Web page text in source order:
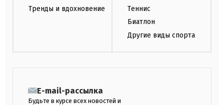
Тренды и вдохновение
Теннис
Биатлон
Другие виды спорта
E-mail-рассылка
Будьте в курсе всех новостей и